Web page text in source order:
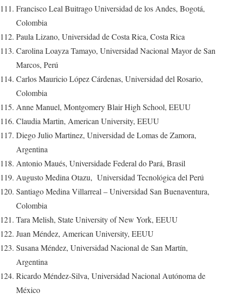
Francisco Leal Buitrago Universidad de los Andes, Bogotá,
Colombia
Paula Lizano, Universidad de Costa Rica, Costa Rica
Carolina Loayza Tamayo, Universidad Nacional Mayor de San
Marcos, Perú
Carlos Mauricio López Cárdenas, Universidad del Rosario,
Colombia
Anne Manuel, Montgomery Blair High School, EEUU
Claudia Martin, American University, EEUU
Diego Julio Martinez, Universidad de Lomas de Zamora,
Argentina
Antonio Maués, Universidade Federal do Pará, Brasil
Augusto Medina Otazu, Universidad Tecnológica del Perú
Santiago Medina Villarreal – Universidad San Buenaventura,
Colombia
Tara Melish, State University of New York, EEUU
Juan Méndez, American University, EEUU
Susana Méndez, Universidad Nacional de San Martín,
Argentina
Ricardo Méndez-Silva, Universidad Nacional Autónoma de
México